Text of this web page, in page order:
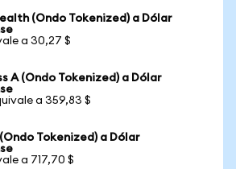
(Ondo Tokenized) a Dólar
a 30,27 $
A (Ondo Tokenized) a Dólar
a 359,83 $
Tokenized) a Dólar
a 717,70 $